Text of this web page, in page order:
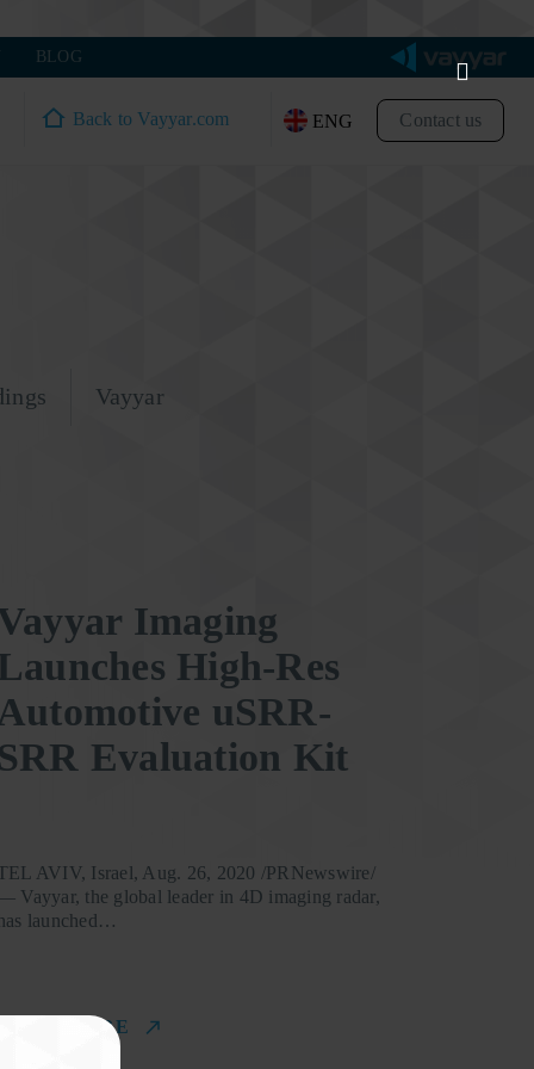
BLOG
Back to Vayyar.com ENG Contact us
Vayyar
Imaging
High-Res
Automotive uSRR-
SRR Evaluation Kit
AVIV, Israel, Aug. 26, 2020 /PRNewswire/
Vayyar, the global leader in 4D imaging radar,
launched…
READ MORE